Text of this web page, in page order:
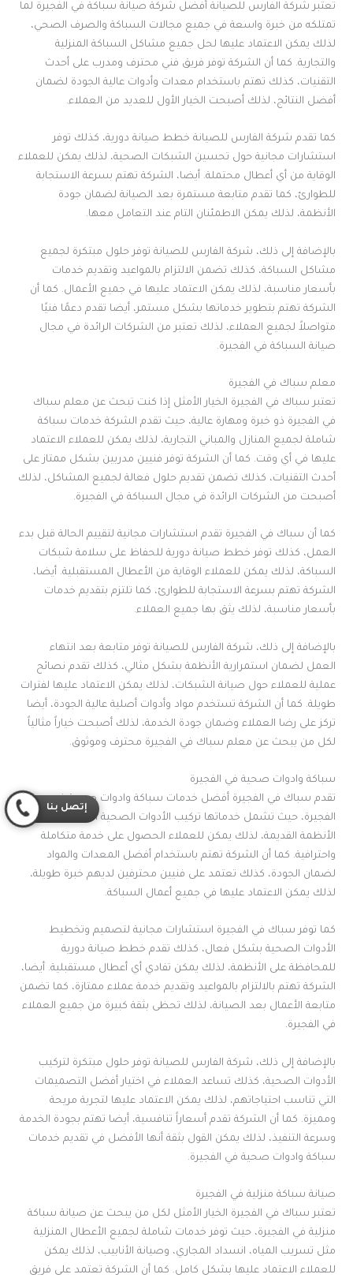
تعتبر شركة الفارس للصيانة أفضل شركة صيانة سباكة في الفجيرة لما
تمتلكه من خبرة واسعة في جميع مجالات السباكة والصرف الصحي،
لذلك يمكن الاعتماد عليها لحل جميع مشاكل السباكة المنزلية
والتجارية. كما أن الشركة توفر فريق فني محترف ومدرب على أحدث
التقنيات، كذلك تهتم باستخدام معدات وأدوات عالية الجودة لضمان
أفضل النتائج، لذلك أصبحت الخيار الأول للعديد من العملاء.
كما تقدم شركة الفارس للصيانة خطط صيانة دورية، كذلك توفر
استشارات مجانية حول تحسين الشبكات الصحية، لذلك يمكن للعملاء
الوقاية من أي أعطال محتملة. أيضا، الشركة تهتم بسرعة الاستجابة
للطوارئ، كما تقدم متابعة مستمرة بعد الصيانة لضمان جودة
الأنظمة، لذلك يمكن الاطمئنان التام عند التعامل معها.
بالإضافة إلى ذلك، شركة الفارس للصيانة توفر حلول مبتكرة لجميع
مشاكل السباكة، كذلك تضمن الالتزام بالمواعيد وتقديم خدمات
بأسعار مناسبة، لذلك يمكن الاعتماد عليها في جميع الأعمال. كما أن
الشركة تهتم بتطوير خدماتها بشكل مستمر، أيضا تقدم دعمًا فنيًا
متواصلاً لجميع العملاء، لذلك تعتبر من الشركات الرائدة في مجال
صيانة السباكة في الفجيرة.
معلم سباك في الفجيرة
تعتبر سباك في الفجيرة الخيار الأمثل إذا كنت تبحث عن معلم سباك
في الفجيرة ذو خبرة ومهارة عالية، حيث تقدم الشركة خدمات سباكة
شاملة لجميع المنازل والمباني التجارية، لذلك يمكن للعملاء الاعتماد
عليها في أي وقت. كما أن الشركة توفر فنيين مدربين بشكل ممتاز على
أحدث التقنيات، كذلك تضمن تقديم حلول فعالة لجميع المشاكل، لذلك
أصبحت من الشركات الرائدة في مجال السباكة في الفجيرة.
كما أن سباك في الفجيرة تقدم استشارات مجانية لتقييم الحالة قبل بدء
العمل، كذلك توفر خطط صيانة دورية للحفاظ على سلامة شبكات
السباكة، لذلك يمكن للعملاء الوقاية من الأعطال المستقبلية. أيضا،
الشركة تهتم بسرعة الاستجابة للطوارئ، كما تلتزم بتقديم خدمات
بأسعار مناسبة، لذلك يثق بها جميع العملاء.
بالإضافة إلى ذلك، شركة الفارس للصيانة توفر متابعة بعد انتهاء
العمل لضمان استمرارية الأنظمة بشكل مثالي، كذلك تقدم نصائح
عملية للعملاء حول صيانة الشبكات، لذلك يمكن الاعتماد عليها لفترات
طويلة. كما أن الشركة تستخدم مواد وأدوات أصلية عالية الجودة، أيضا
تركز على رضا العملاء وضمان جودة الخدمة، لذلك أصبحت خياراً مثالياً
لكل من يبحث عن معلم سباك في الفجيرة محترف وموثوق.
سباكة وادوات صحية في الفجيرة
تقدم سباك في الفجيرة أفضل خدمات سباكة وادوات صحية في
الفجيرة، حيث تشمل خدماتها تركيب الأدوات الصحية الحديثة وصيانة
الأنظمة القديمة، لذلك يمكن للعملاء الحصول على خدمة متكاملة
واحترافية. كما أن الشركة تهتم باستخدام أفضل المعدات والمواد
لضمان الجودة، كذلك تعتمد على فنيين محترفين لديهم خبرة طويلة،
لذلك يمكن الاعتماد عليها في جميع أعمال السباكة.
كما توفر سباك في الفجيرة استشارات مجانية لتصميم وتخطيط
الأدوات الصحية بشكل فعال، كذلك تقدم خطط صيانة دورية
للمحافظة على الأنظمة، لذلك يمكن تفادي أي أعطال مستقبلية. أيضا،
الشركة تهتم بالالتزام بالمواعيد وتقديم خدمة عملاء ممتازة، كما تضمن
متابعة الأعمال بعد الصيانة، لذلك تحظى بثقة كبيرة من جميع العملاء
في الفجيرة.
بالإضافة إلى ذلك، شركة الفارس للصيانة توفر حلول مبتكرة لتركيب
الأدوات الصحية، كذلك تساعد العملاء في اختيار أفضل التصميمات
التي تناسب احتياجاتهم، لذلك يمكن الاعتماد عليها لتجربة مريحة
ومميزة. كما أن الشركة تقدم أسعاراً تنافسية، أيضا تهتم بجودة الخدمة
وسرعة التنفيذ، لذلك يمكن القول بثقة أنها الأفضل في تقديم خدمات
سباكة وادوات صحية في الفجيرة.
صيانة سباكة منزلية في الفجيرة
تعتبر سباك في الفجيرة الخيار الأمثل لكل من يبحث عن صيانة سباكة
منزلية في الفجيرة، حيث توفر خدمات شاملة لجميع الأعطال المنزلية
مثل تسريب المياه، انسداد المجاري، وصيانة الأنابيب، لذلك يمكن
للعملاء الاعتماد عليها بشكل كامل. كما أن الشركة تعتمد على فريق
إتصل بنا